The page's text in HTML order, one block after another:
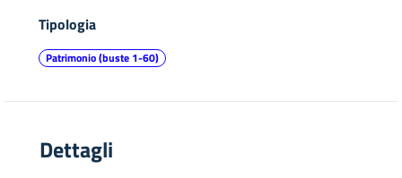
Tipologia
Patrimonio (buste 1-60)
Dettagli